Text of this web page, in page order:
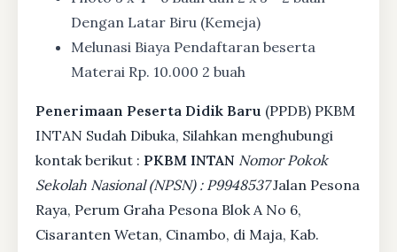
Dengan Latar Biru (Kemeja)
Melunasi Biaya Pendaftaran beserta
Materai Rp. 10.000 2 buah
Penerimaan Peserta Didik Baru (PPDB) PKBM
INTAN Sudah Dibuka, Silahkan menghubungi
kontak berikut : PKBM INTAN Nomor Pokok
Sekolah Nasional (NPSN) : P9948537Jalan Pesona
Raya, Perum Graha Pesona Blok A No 6,
Cisaranten Wetan, Cinambo, di Maja, Kab.